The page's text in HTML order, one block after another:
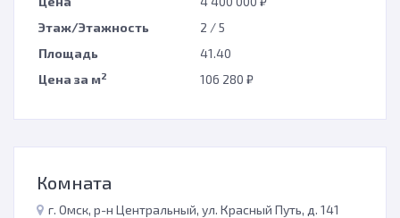
Этаж/Этажность
2 / 5
Площадь
41.40
Цена за м2 106 280 ₽
Комната
г. Омск, р-н Центральный, ул. Красный Путь, д. 141